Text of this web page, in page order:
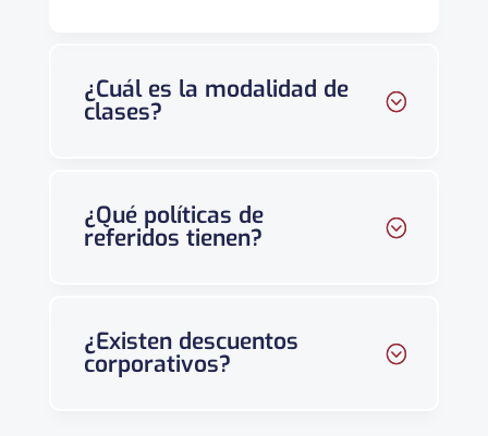
¿Cuál es la modalidad de
clases?
¿Qué políticas de
referidos tienen?
¿Existen descuentos
corporativos?